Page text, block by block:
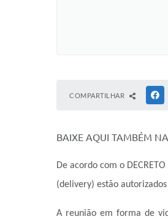
COMPARTILHAR
BAIXE AQUI TAMBÉM
De acordo com o
(delivery) estão
A reunião em forma de